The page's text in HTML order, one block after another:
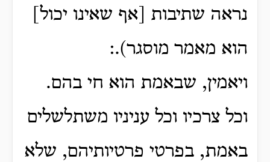
נראה שתיבות [אף שאינו יכול]
הוא מאמר מוסגר).:
ויאמין, שבאמת הוא חי בהם.
וכל צרכיו וכל עניניו משתלשלים
באמת, בפרטי פרטיותיהם, שלא